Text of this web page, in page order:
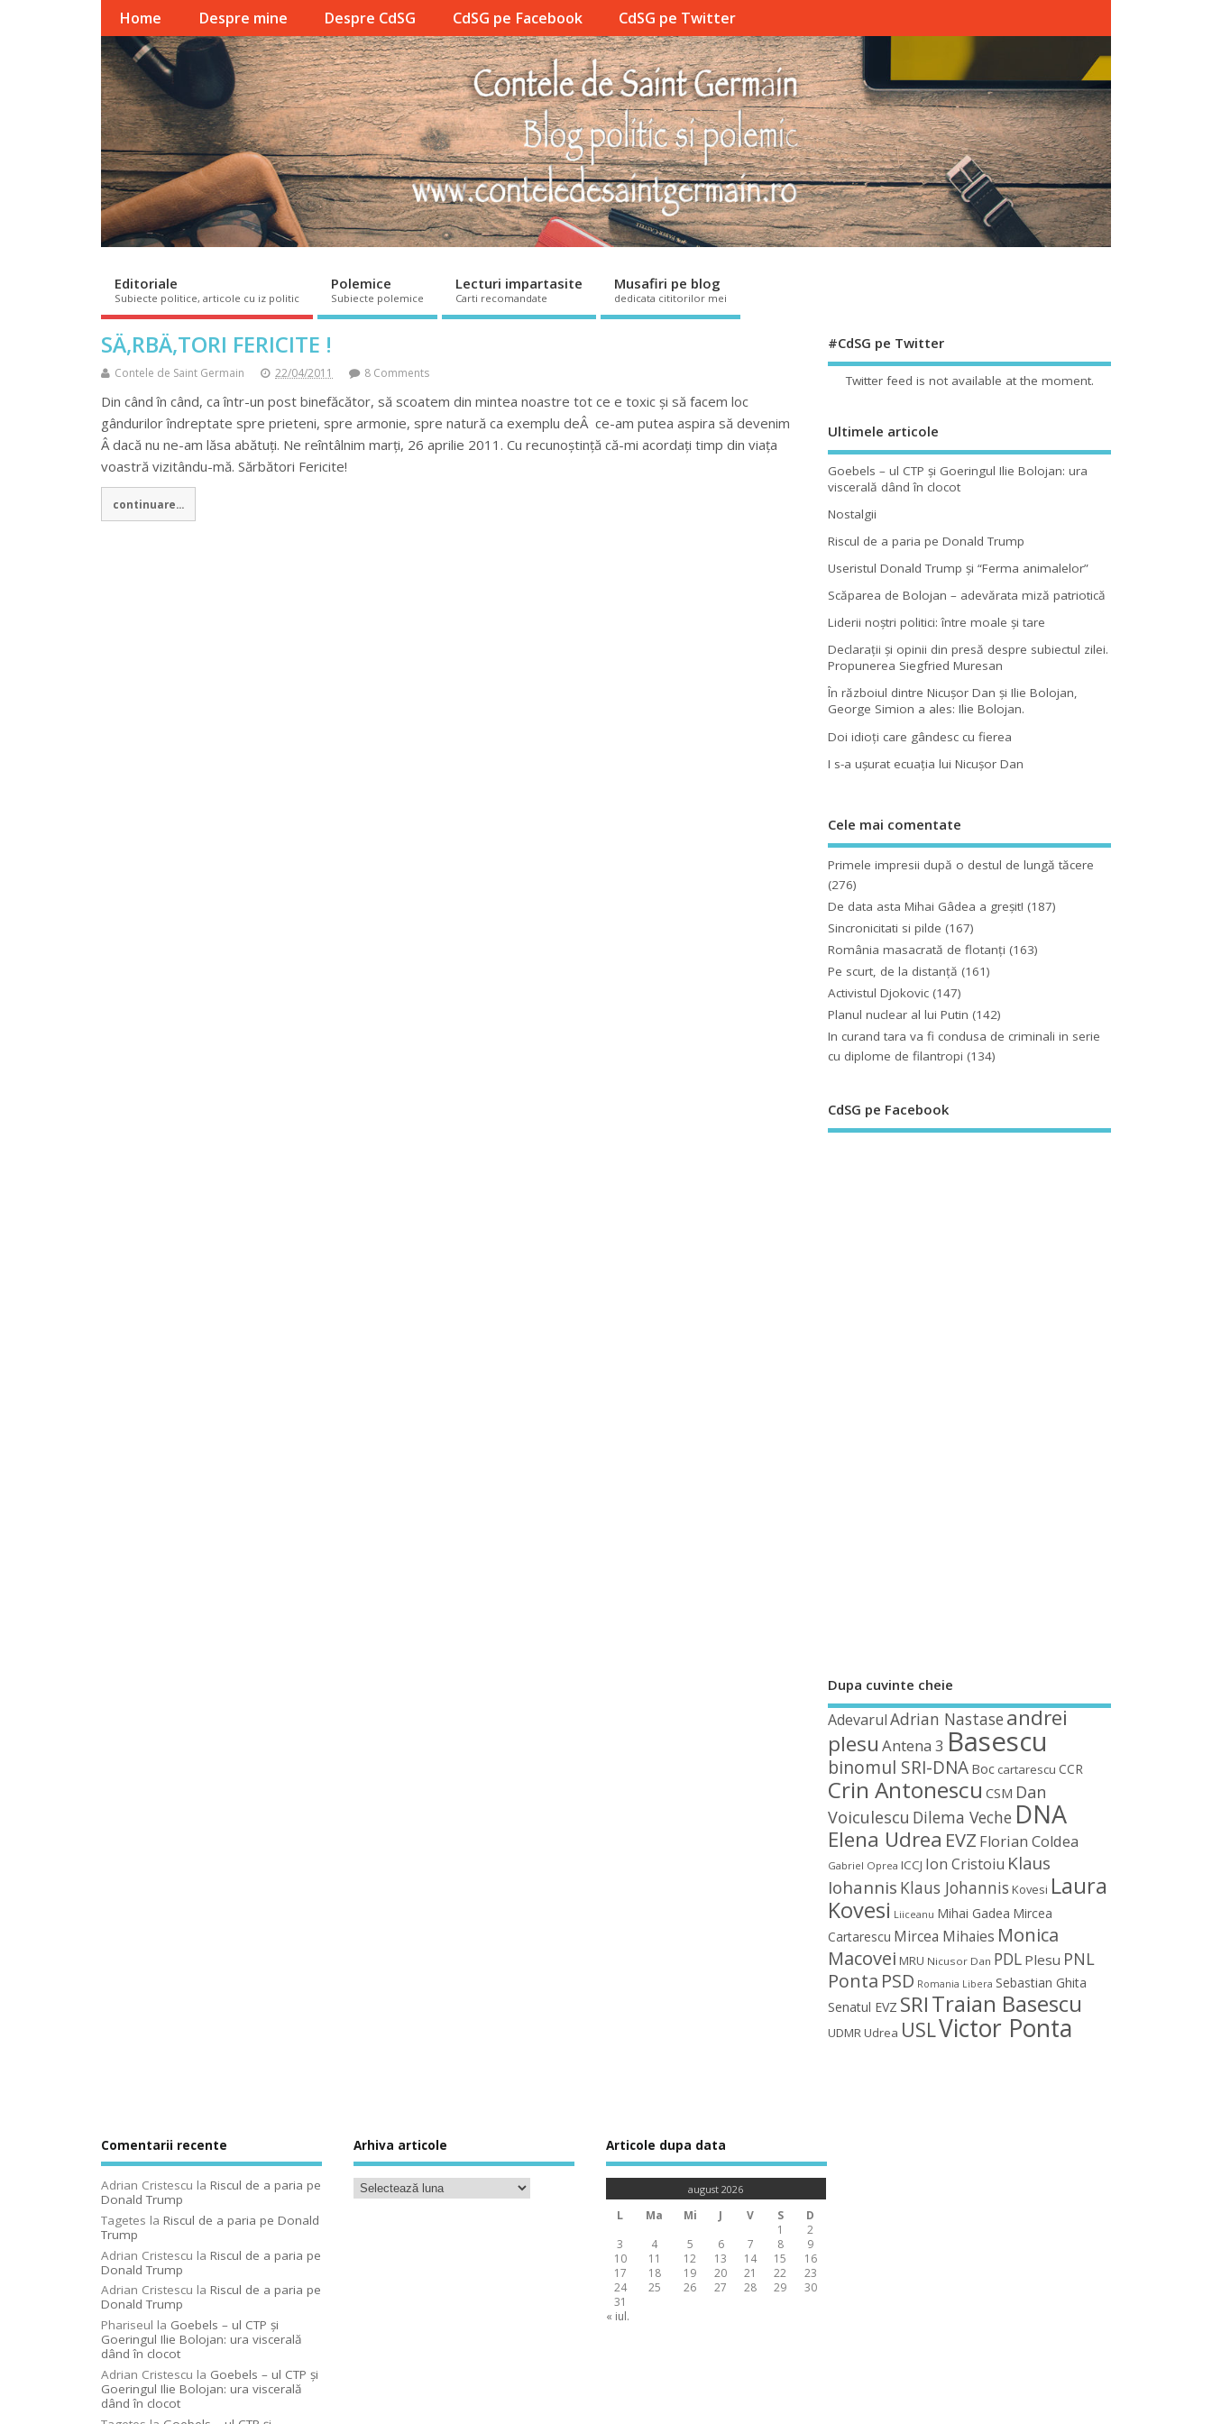
Home Despre mine Despre CdSG CdSG pe Facebook CdSG pe Twitter
Editoriale
Subiecte politice, articole cu iz politic
Polemice
Subiecte polemice
Lecturi impartasite
Carti recomandate
Musafiri pe blog
dedicata cititorilor mei
SÄ‚RBÄ‚TORI FERICITE !
Contele de Saint Germain 22/04/2011 8 Comments
Din când în când, ca într-un post binefăcător, să scoatem din mintea noastre tot ce e toxic și să facem loc
gândurilor îndreptate spre prieteni, spre armonie, spre natură ca exemplu deÂ ce-am putea aspira să devenim
Â dacă nu ne-am lăsa abătuți. Ne reîntâlnim marți, 26 aprilie 2011. Cu recunoștință că-mi acordați timp din viața
voastră vizitându-mă. Sărbători Fericite!
continuare...
#CdSG pe Twitter
Twitter feed is not available at the moment.
Ultimele articole
Goebels – ul CTP şi Goeringul Ilie Bolojan: ura
viscerală dând în clocot
Nostalgii
Riscul de a paria pe Donald Trump
Useristul Donald Trump şi “Ferma animalelor”
Scăparea de Bolojan – adevărata miză patriotică
Liderii noştri politici: între moale şi tare
Declaraţii şi opinii din presă despre subiectul zilei.
Propunerea Siegfried Muresan
În războiul dintre Nicuşor Dan şi Ilie Bolojan,
George Simion a ales: Ilie Bolojan.
Doi idioţi care gândesc cu fierea
I s-a uşurat ecuaţia lui Nicuşor Dan
Cele mai comentate
Primele impresii după o destul de lungă tăcere
(276)
De data asta Mihai Gâdea a greşit! (187)
Sincronicitati si pilde (167)
România masacrată de flotanţi (163)
Pe scurt, de la distanță (161)
Activistul Djokovic (147)
Planul nuclear al lui Putin (142)
In curand tara va fi condusa de criminali in serie
cu diplome de filantropi (134)
CdSG pe Facebook
Dupa cuvinte cheie
Adevarul Adrian Nastaseandrei
plesu Antena 3 Basescu
binomul SRI-DNA Boc cartarescu CCR
Crin Antonescu CSM Dan
Voiculescu Dilema Veche DNA
Elena Udrea EVZ Florian Coldea
Gabriel Oprea ICCJ Ion Cristoiu Klaus
Iohannis Klaus Johannis Kovesi Laura
Kovesi Liiceanu Mihai Gadea Mircea
Cartarescu Mircea Mihaies Monica
Macovei MRU Nicusor Dan PDL Plesu PNL
Ponta PSD Romania Libera Sebastian Ghita
Senatul EVZ SRITraian Basescu
UDMRUdrea USLVictor Ponta
Comentarii recente
Adrian Cristescu la Riscul de a paria pe
Donald Trump
Tagetes la Riscul de a paria pe Donald
Trump
Adrian Cristescu la Riscul de a paria pe
Donald Trump
Adrian Cristescu la Riscul de a paria pe
Donald Trump
Phariseul la Goebels – ul CTP şi
Goeringul Ilie Bolojan: ura viscerală
dând în clocot
Adrian Cristescu la Goebels – ul CTP şi
Goeringul Ilie Bolojan: ura viscerală
dând în clocot
Arhiva articole Articole dupa data
august 2026
L Ma Mi J V S
D
1
2
3
4 5 6 7 8
9
10
11 12 13 14 15
16
17
18 19 20 21 22
23
24
25 26 27 28 29
30
31
« iul.